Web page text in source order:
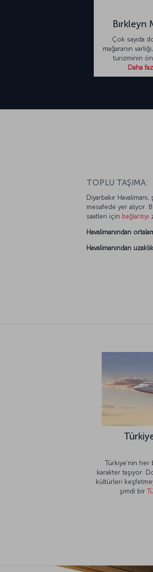
Bırkleyn
Çok sayıda
mağaranın
turizminin
Daha
TOPLU TAŞIMA:
Diyarbakır
mesafede yer alıyor.
saatleri için bağlantıyı
Havalimanından
Havalimanından
Türkiye’nin
karakter taşıyor.
kültürleri
şimdi bir